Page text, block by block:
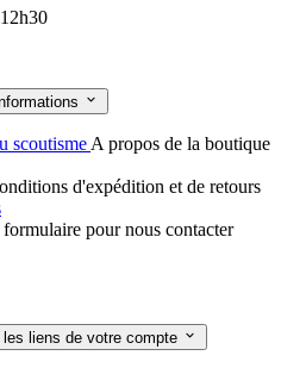

scoutismeA propos de la boutique
d'expédition et de retours
pour nous contacter
liens de votre compte 